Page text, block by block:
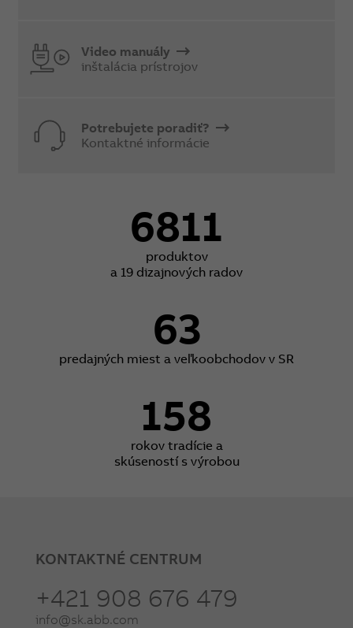
Video manuály
inštalácia prístrojov
Potrebujete poradiť?
Kontaktné informácie
6811
produktov
a 19 dizajnových radov
63
predajných miest a veľkoobchodov v SR
158
rokov tradície a
skúseností s výrobou
KONTAKTNÉ CENTRUM
+421 908 676 479
info@sk.abb.com